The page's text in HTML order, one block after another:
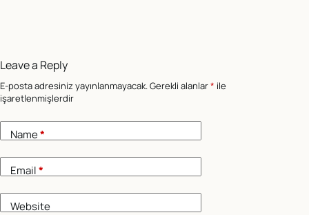
Leave a Reply
E-posta adresiniz yayınlanmayacak.Gerekli alanlar* ile
işaretlenmişlerdir
Name*
Email*
Website